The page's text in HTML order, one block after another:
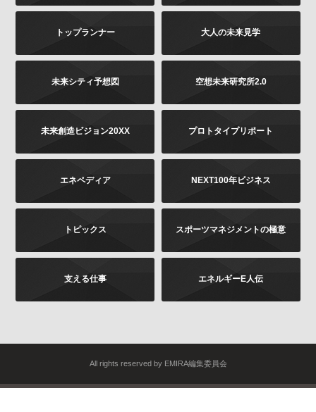
トップランナー 大人の未来見学
未来シティ予想図 空想未来研究所2.0
未来創造ビジョン20XX プロトタイプリポート
エネペディア NEXT100年ビジネス
トピックス スポーツマネジメントの極意
支える仕事 エネルギーE人伝
All rights reserved by EMIRA編集委員会